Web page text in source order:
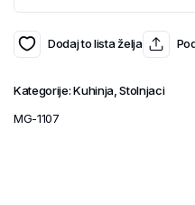
Dodaj to lista želja
Kategorije:Kuhinja,Stolnjaci
MG-1107